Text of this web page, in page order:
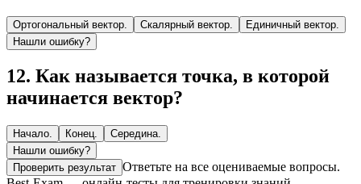
Ортогональный вектор. Скалярный вектор.
Единичный вектор.
Нашли ошибку?
12. Как называется точка, в которой
начинается вектор?
Начало. Конец.
Середина.
Нашли ошибку?
Проверить результат Ответьте на все оцениваемые вопросы.